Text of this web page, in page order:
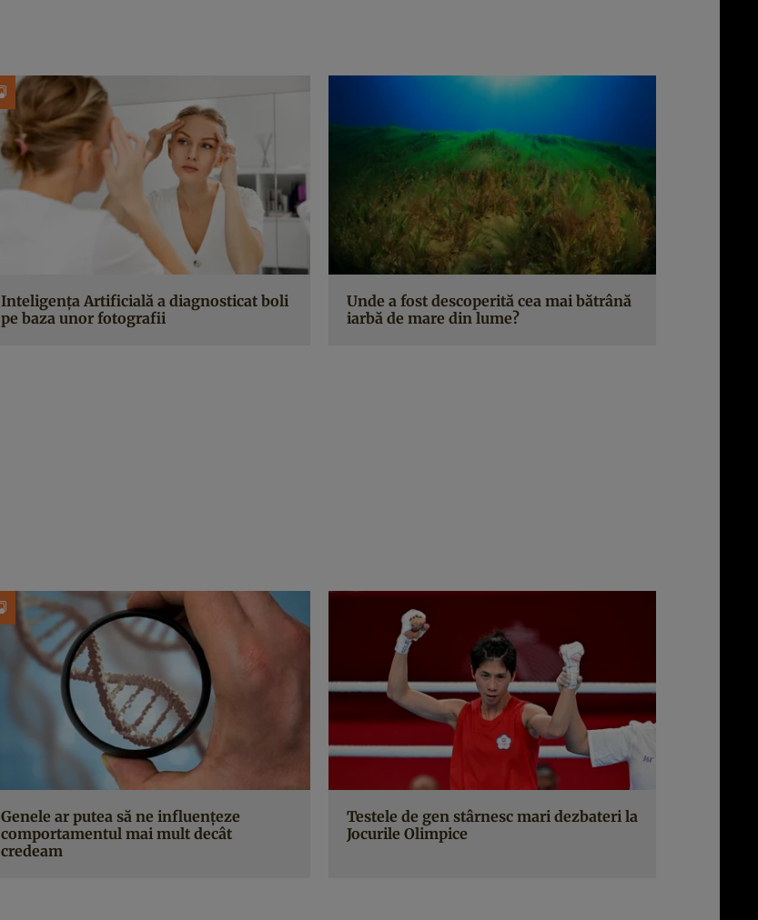
Inteligența Artificială a diagnosticat boli
pe baza unor fotografii
Unde a fost descoperită cea mai bătrână
iarbă de mare din lume?
Genele ar putea să ne influențeze
comportamentul mai mult decât
credeam
Testele de gen stârnesc mari dezbateri la
Jocurile Olimpice